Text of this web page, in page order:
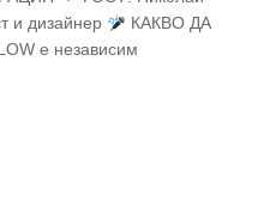
и дизайнер
КАКВО ДА
е независим